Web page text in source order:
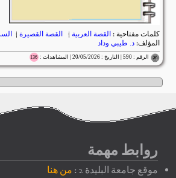
كلمات مفتاحية : القصة العربية | القصة القصيرة |
المؤلف:د. طيبي وداد
الرقم : 590 | التاريخ : 20/05/2026 | المشاهدات : 136
روابط مهمة
موقع جامعة البليدة 2 : من هنا